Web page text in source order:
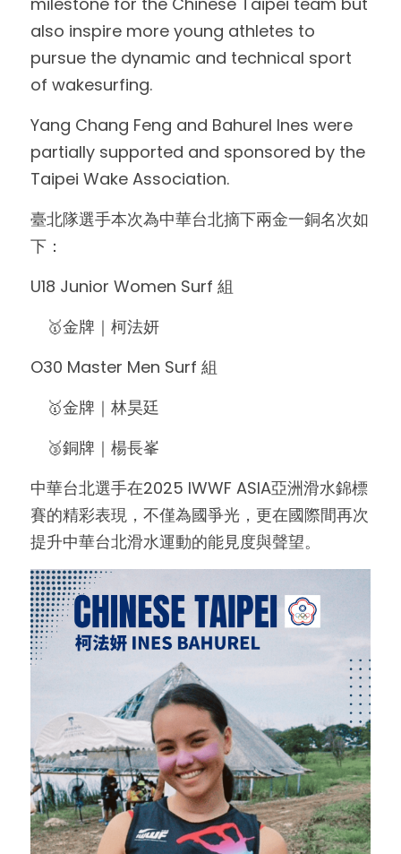
also inspire more young athletes to
pursue the dynamic and technical sport
of wakesurfing.
Yang Chang Feng and Bahurel Ines were
partially supported and sponsored by the
Taipei Wake Association.
臺北隊選手本次為中華台北摘下兩金一銅名次如
下：
U18 Junior Women Surf 組
🥇金牌｜柯法妍
O30 Master Men Surf 組
🥇金牌｜林昊廷
🥉銅牌｜楊長峯
中華台北選手在2025 IWWF ASIA亞洲滑水錦標
賽的精彩表現，不僅為國爭光，更在國際間再次
提升中華台北滑水運動的能見度與聲望。